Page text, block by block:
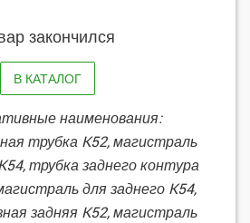
закончился
В КАТАЛОГ
наименования:
трубка K52, магистраль
трубка заднего контура
для заднего K54,
задняя K52, магистраль